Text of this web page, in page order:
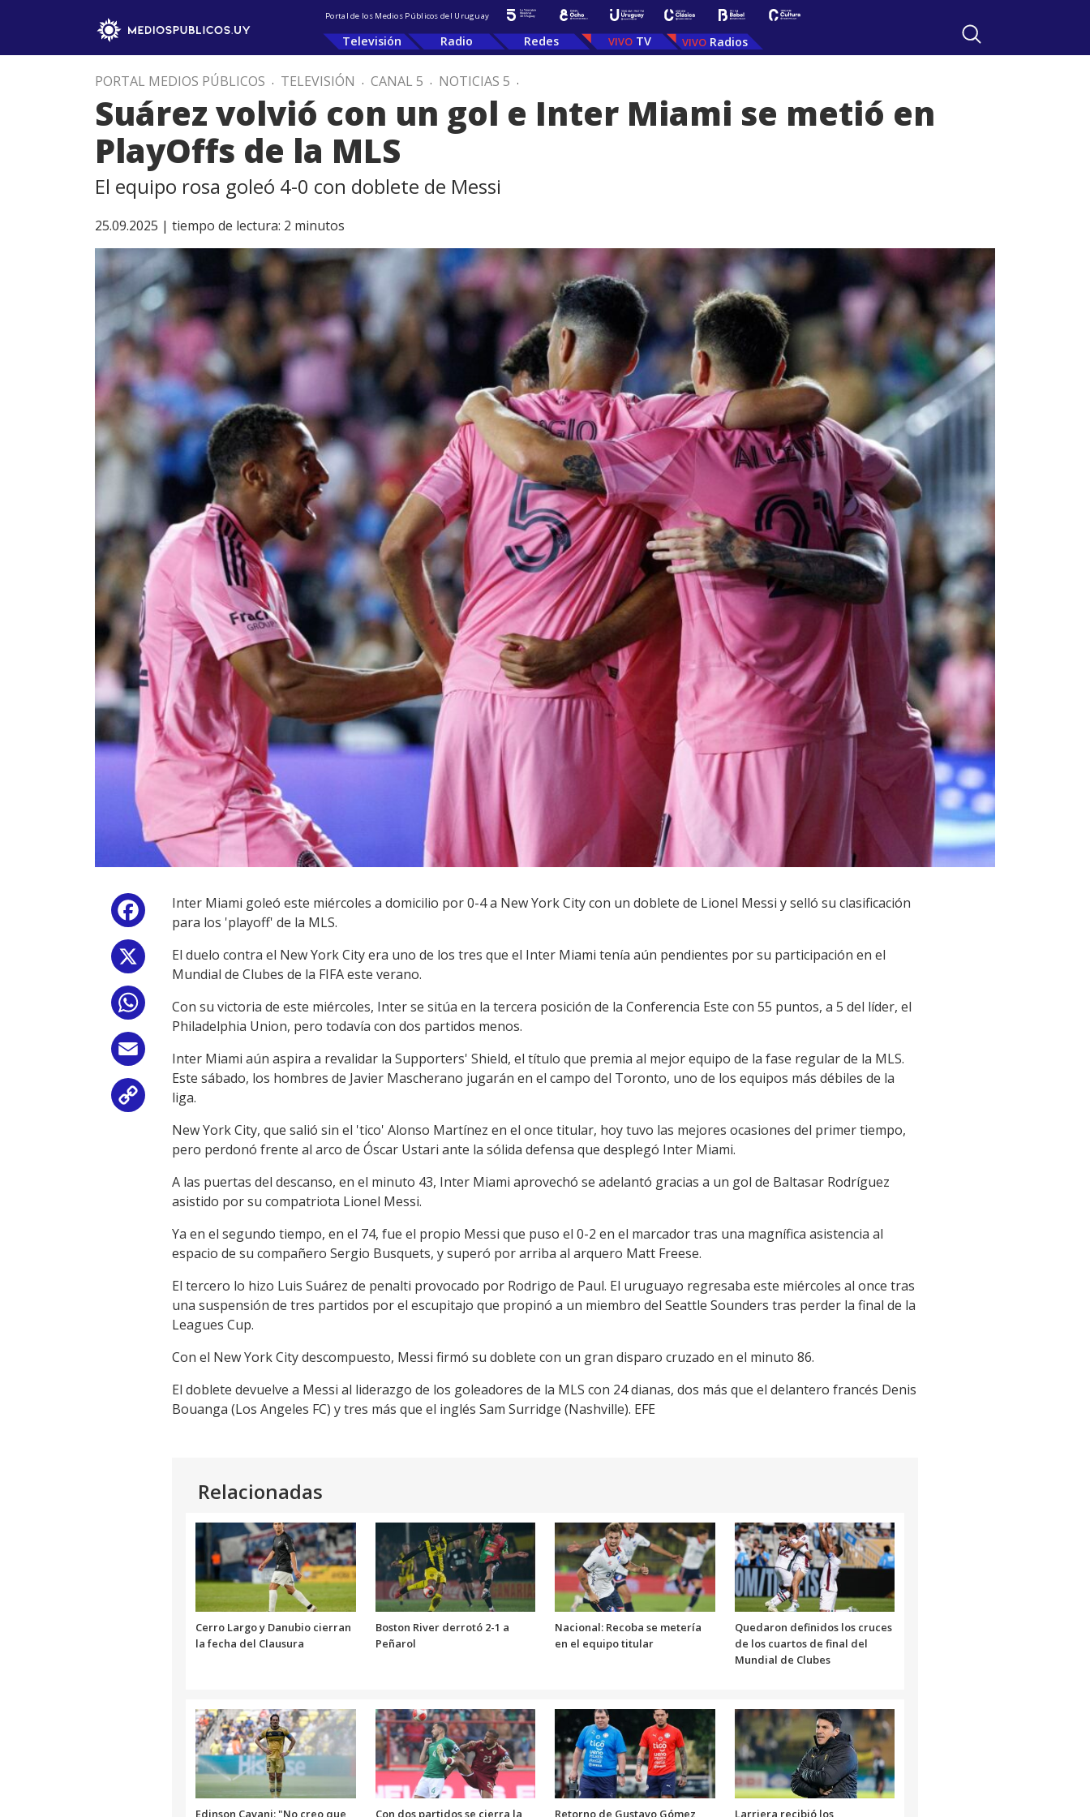
Portal de los Medios Públicos del Uruguay
Televisión Radio Redes TV Radios
PORTAL MEDIOS PÚBLICOS . TELEVISIÓN . CANAL 5 . NOTICIAS 5 .
Suárez volvió con un gol e Inter Miami se metió en
PlayOffs de la MLS
El equipo rosa goleó 4-0 con doblete de Messi
25.09.2025 | tiempo de lectura: 2 minutos
Facebook
WhatsApp
Email
Copy
Link
Inter Miami goleó este miércoles a domicilio por 0-4 a New York City con un doblete de Lionel Messi y selló su clasificación
para los 'playoff' de la MLS.
El duelo contra el New York City era uno de los tres que el Inter Miami tenía aún pendientes por su participación en el
Mundial de Clubes de la FIFA este verano.
Con su victoria de este miércoles, Inter se sitúa en la tercera posición de la Conferencia Este con 55 puntos, a 5 del líder, el
Philadelphia Union, pero todavía con dos partidos menos.
Inter Miami aún aspira a revalidar la Supporters' Shield, el título que premia al mejor equipo de la fase regular de la MLS.
Este sábado, los hombres de Javier Mascherano jugarán en el campo del Toronto, uno de los equipos más débiles de la
liga.
New York City, que salió sin el 'tico' Alonso Martínez en el once titular, hoy tuvo las mejores ocasiones del primer tiempo,
pero perdonó frente al arco de Óscar Ustari ante la sólida defensa que desplegó Inter Miami.
A las puertas del descanso, en el minuto 43, Inter Miami aprovechó se adelantó gracias a un gol de Baltasar Rodríguez
asistido por su compatriota Lionel Messi.
Ya en el segundo tiempo, en el 74, fue el propio Messi que puso el 0-2 en el marcador tras una magnífica asistencia al
espacio de su compañero Sergio Busquets, y superó por arriba al arquero Matt Freese.
El tercero lo hizo Luis Suárez de penalti provocado por Rodrigo de Paul. El uruguayo regresaba este miércoles al once tras
una suspensión de tres partidos por el escupitajo que propinó a un miembro del Seattle Sounders tras perder la final de la
Leagues Cup.
Con el New York City descompuesto, Messi firmó su doblete con un gran disparo cruzado en el minuto 86.
El doblete devuelve a Messi al liderazgo de los goleadores de la MLS con 24 dianas, dos más que el delantero francés Denis
Bouanga (Los Angeles FC) y tres más que el inglés Sam Surridge (Nashville). EFE
Relacionadas
Cerro Largo y Danubio cierran
la fecha del Clausura
Boston River derrotó 2-1 a
Peñarol
Nacional: Recoba se metería
en el equipo titular
Quedaron definidos los cruces
de los cuartos de final del
Mundial de Clubes
Edinson Cavani: "No creo que Con dos partidos se cierra la Retorno de Gustavo Gómez, Larriera recibió los